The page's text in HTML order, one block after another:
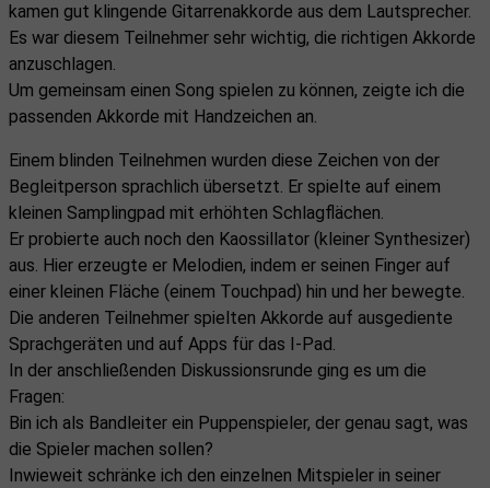
kamen gut klingende Gitarrenakkorde aus dem Lautsprecher.
Es war diesem Teilnehmer sehr wichtig, die richtigen Akkorde
anzuschlagen.
Um gemeinsam einen Song spielen zu können, zeigte ich die
passenden Akkorde mit Handzeichen an.
Einem blinden Teilnehmen wurden diese Zeichen von der
Begleitperson sprachlich übersetzt. Er spielte auf einem
kleinen Samplingpad mit erhöhten Schlagflächen.
Er probierte auch noch den Kaossillator (kleiner Synthesizer)
aus. Hier erzeugte er Melodien, indem er seinen Finger auf
einer kleinen Fläche (einem Touchpad) hin und her bewegte.
Die anderen Teilnehmer spielten Akkorde auf ausgediente
Sprachgeräten und auf Apps für das I-Pad.
In der anschließenden Diskussionsrunde ging es um die
Fragen:
Bin ich als Bandleiter ein Puppenspieler, der genau sagt, was
die Spieler machen sollen?
Inwieweit schränke ich den einzelnen Mitspieler in seiner